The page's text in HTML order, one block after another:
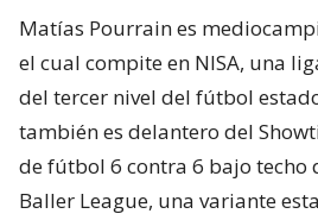
Matías Pourrain es
el cual compite en NISA, una
del tercer nivel del fútbol
también es delantero del
de fútbol 6 contra 6 bajo techo
Baller League, una variante